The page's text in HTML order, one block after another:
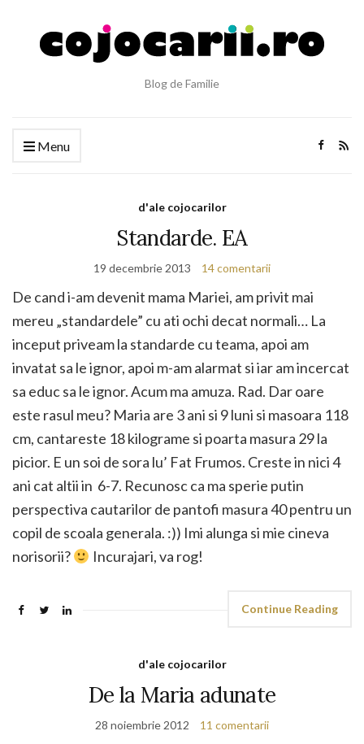
Blog de Familie
Menu
d'ale cojocarilor
Standarde. EA
19 decembrie 2013 14 comentarii
De cand i-am devenit mama Mariei, am privit mai
mereu „standardele” cu ati ochi decat normali… La
inceput priveam la standarde cu teama, apoi am
invatat sa le ignor, apoi m-am alarmat si iar am incercat
sa educ sa le ignor. Acum ma amuza. Rad. Dar oare
este rasul meu? Maria are 3 ani si 9 luni si masoara 118
cm, cantareste 18 kilograme si poarta masura 29 la
picior. E un soi de sora lu’ Fat Frumos. Creste in nici 4
ani cat altii in 6-7. Recunosc ca ma sperie putin
perspectiva cautarilor de pantofi masura 40 pentru un
copil de scoala generala. :)) Imi alunga si mie cineva
norisorii?
Incurajari, va rog!
Continue Reading
d'ale cojocarilor
De la Maria adunate
28 noiembrie 2012 11 comentarii